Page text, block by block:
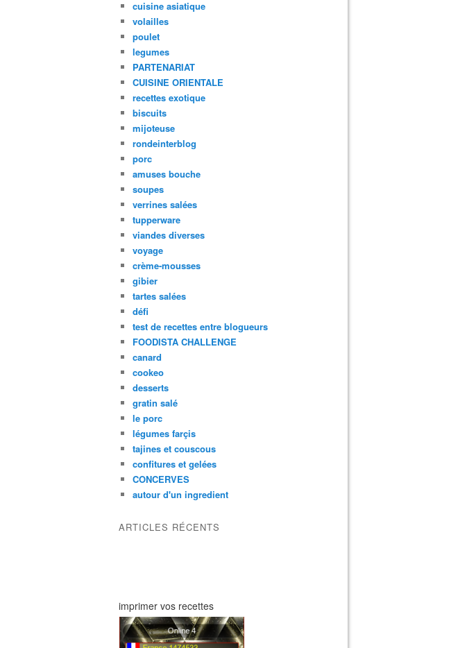
cuisine asiatique
volailles
poulet
legumes
PARTENARIAT
CUISINE ORIENTALE
recettes exotique
biscuits
mijoteuse
rondeinterblog
porc
amuses bouche
soupes
verrines salées
tupperware
viandes diverses
voyage
crème-mousses
gibier
tartes salées
défi
test de recettes entre blogueurs
FOODISTA CHALLENGE
canard
cookeo
desserts
gratin salé
le porc
légumes farçis
tajines et couscous
confitures et gelées
CONCERVES
autour d'un ingredient
ARTICLES RÉCENTS
imprimer vos recettes